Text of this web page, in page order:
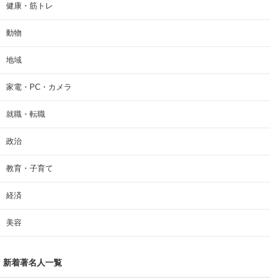
健康・筋トレ
動物
地域
家電・PC・カメラ
就職・転職
政治
教育・子育て
経済
美容
新着著名人一覧